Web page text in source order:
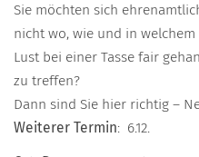
Sie möchten sich
nicht wo, wie und in
Lust bei einer Tasse fair
zu treffen?
Dann sind Sie hier richtig –
Weiterer Termin: 6.12.